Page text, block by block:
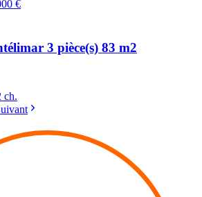
€
3 pièce(s) 83 m2
ch.